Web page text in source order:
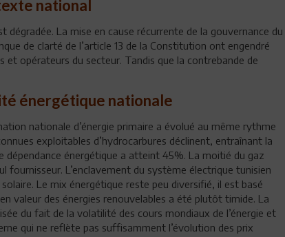
national
dégradée. La mise en cause récurrente de la gouvernance du
de clarté de l’article 13 de la Constitution ont engendré
opérateurs du secteur. Tandis que la contrebande de
énergétique nationale
nationale d’énergie primaire a évolué au même rythme
exploitables d’hydrocarbures déclinent, entraînant la
dépendance énergétique a atteint 45%. La moitié du gaz
fournisseur. L’enclavement du système électrique tunisien
Le mix énergétique reste peu diversifié, il est basé
valeur des énergies renouvelables a été plutôt timide. La
du fait de la volatilité des cours mondiaux de l’énergie et
qui ne reflète pas suffisamment l’évolution des prix